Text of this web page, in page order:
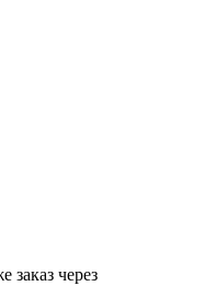
заказ через